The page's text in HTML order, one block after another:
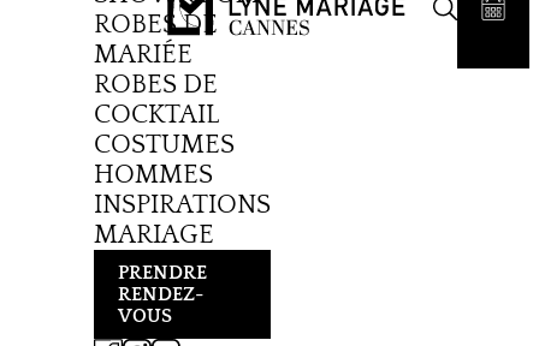
ROBES DE
MARIÉE
ROBES DE
COCKTAIL
COSTUMES
HOMMES
INSPIRATIONS
MARIAGE
PRENDRE
RENDEZ-
VOUS